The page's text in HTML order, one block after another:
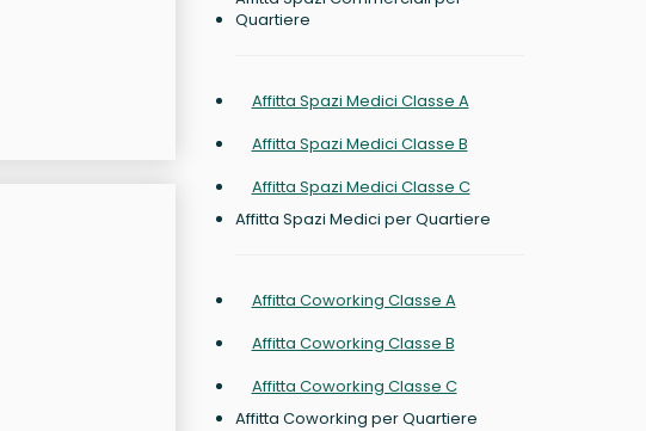
Quartiere
Affitta Spazi Medici Classe A
Affitta Spazi Medici Classe B
Affitta Spazi Medici Classe C
Affitta Spazi Medici per Quartiere
Affitta Coworking Classe A
Affitta Coworking Classe B
Affitta Coworking Classe C
Affitta Coworking per Quartiere